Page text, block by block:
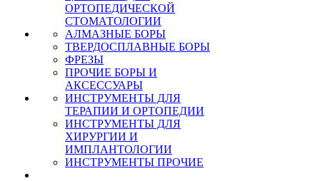
ОРТОПЕДИЧЕСКОЙ
СТОМАТОЛОГИИ
АЛМАЗНЫЕ БОРЫ
ТВЕРДОСПЛАВНЫЕ БОРЫ
ФРЕЗЫ
ПРОЧИЕ БОРЫ И
АКСЕССУАРЫ
ИНСТРУМЕНТЫ ДЛЯ
ТЕРАПИИ И ОРТОПЕДИИ
ИНСТРУМЕНТЫ ДЛЯ
ХИРУРГИИ И
ИМПЛАНТОЛОГИИ
ИНСТРУМЕНТЫ ПРОЧИЕ